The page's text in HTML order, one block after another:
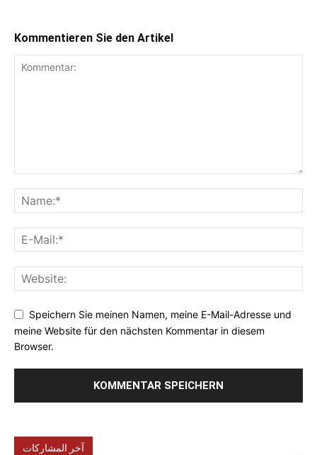
Kommentieren Sie den Artikel
Speichern Sie meinen Namen, meine E-Mail-Adresse und
meine Website für den nächsten Kommentar in diesem
Browser.
آخر المشاركات